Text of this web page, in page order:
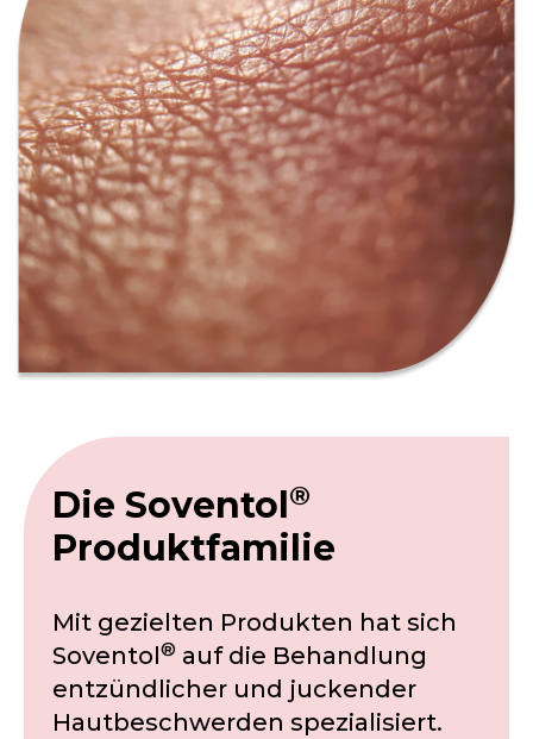
Die Soventol®
Produktfamilie
Mit gezielten Produkten hat sich
Soventol® auf die Behandlung
entzündlicher und juckender
Hautbeschwerden spezialisiert.